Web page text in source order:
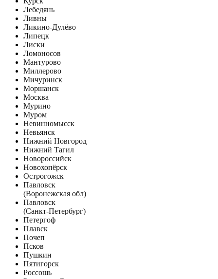
Лебедянь
Ливны
Ликино-Дулёво
Липецк
Лиски
Ломоносов
Мантурово
Миллерово
Мичуринск
Моршанск
Москва
Мурино
Муром
Невинномысск
Невьянск
Нижний Новгород
Нижний Тагил
Новороссийск
Новохопёрск
Острогожск
Павловск
(Воронежская обл)
Павловск
(Санкт-Петербург)
Петергоф
Плавск
Почеп
Псков
Пушкин
Пятигорск
Россошь